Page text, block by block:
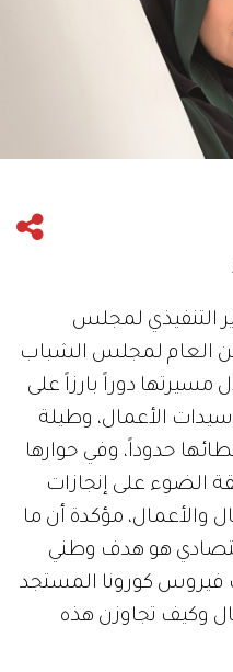
التنفيذي لمجلس
العام لمجلس الشباب
مسيرتها دوراً بارزاً على
وسيدات الأعمال، وطيلة
حدوداً، وفي حوارها
الضوء على إنجازات
والأعمال، مؤكدة أن ما
هو هدف وطني
فيروس كورونا المستجد
وكيف تجاوزن هذه